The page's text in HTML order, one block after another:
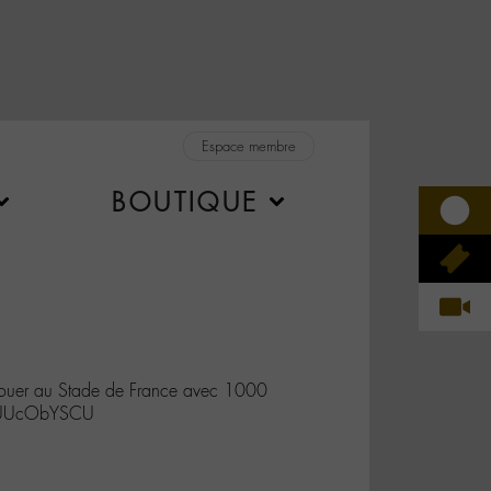
Espace membre
BOUTIQUE
au Stade de France avec 1000